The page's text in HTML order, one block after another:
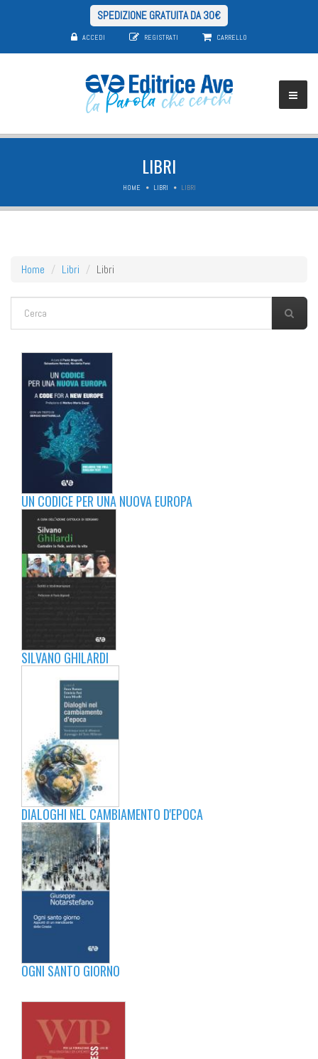
SPEDIZIONE GRATUITA DA 30€
ACCEDI REGISTRATI CARRELLO
LIBRI
HOME LIBRI LIBRI
Home Libri Libri
FORM DI RICERCA
UN CODICE PER UNA NUOVA EUROPA
SILVANO GHILARDI
DIALOGHI NEL CAMBIAMENTO D'EPOCA
OGNI SANTO GIORNO